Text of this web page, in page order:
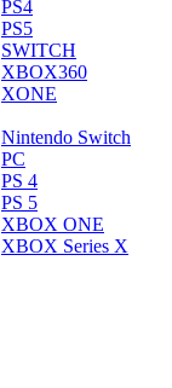
PS4
PS5
SWITCH
XBOX360
XONE
Nintendo Switch
PC
PS 4
PS 5
XBOX ONE
XBOX Series X